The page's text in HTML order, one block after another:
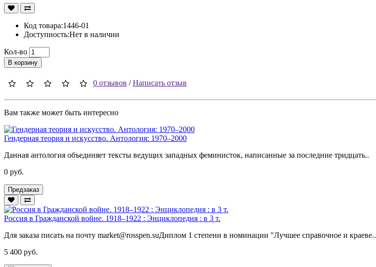
Код товара:1446-01
Доступность:Нет в наличии
Кол-во
В корзину
0 отзывов /Написать отзыв
Вам также может быть интересно
Гендерная теория и искусство. Антология: 1970–2000
Данная антология объединяет тексты ведущих западных феминисток, написанные за последние тридцать..
0 руб.
Предзаказ
Россия в Гражданской войне. 1918–1922 : Энциклопедия : в 3 т.
Для заказа писать на почту market@rosspen.suДиплом 1 степени в номинации "Лучшее справочное и краеве..
5 400 руб.